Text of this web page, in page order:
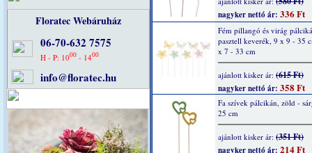
Floratec Webáruház
06-70-632 7575
H - P: 1000- 1400
info@floratec.hu
nagyker nettó ár: 336 Ft
Fém pillangó és virág
pasztell keverék, 9 x 9 - 35
x 7 - 33 cm
ajánlott kisker ár: (615 Ft)
nagyker nettó ár: 358 Ft
Fa szívek pálcikán, zöld -
25 cm
ajánlott kisker ár: (351 Ft)
nagyker nettó ár: 214 Ft